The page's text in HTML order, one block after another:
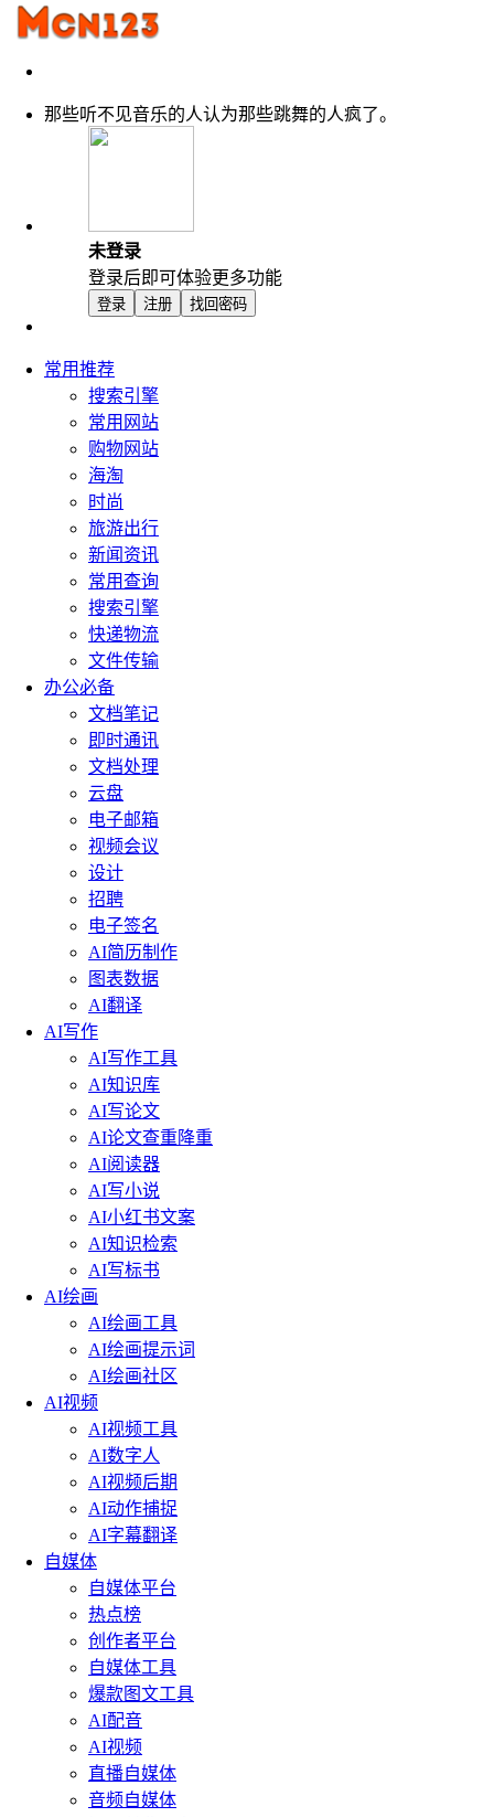
那些听不见音乐的人认为那些跳舞的人疯了。
未登录
登录后即可体验更多功能
登录 注册 找回密码
常用推荐
搜索引擎
常用网站
购物网站
海淘
时尚
旅游出行
新闻资讯
常用查询
搜索引擎
快递物流
文件传输
办公必备
文档笔记
即时通讯
文档处理
云盘
电子邮箱
视频会议
设计
招聘
电子签名
AI简历制作
图表数据
AI翻译
AI写作
AI写作工具
AI知识库
AI写论文
AI论文查重降重
AI阅读器
AI写小说
AI小红书文案
AI知识检索
AI写标书
AI绘画
AI绘画工具
AI绘画提示词
AI绘画社区
AI视频
AI视频工具
AI数字人
AI视频后期
AI动作捕捉
AI字幕翻译
自媒体
自媒体平台
热点榜
创作者平台
自媒体工具
爆款图文工具
AI配音
AI视频
直播自媒体
音频自媒体